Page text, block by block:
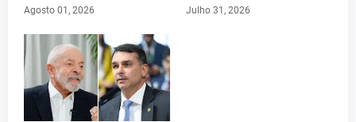
Agosto 01, 2026 Julho 31, 2026